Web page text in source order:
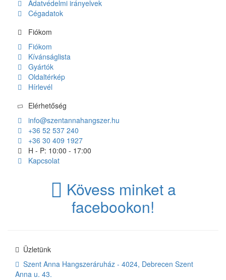
Adatvédelmi irányelvek
Cégadatok
Fiókom
Fiókom
Kívánságlista
Gyártók
Oldaltérkép
Hírlevél
Elérhetőség
info@szentannahangszer.hu
+36 52 537 240
+36 30 409 1927
H - P: 10:00 - 17:00
Kapcsolat
Kövess minket a
facebookon!
Üzletünk
Szent Anna Hangszeráruház - 4024, Debrecen Szent
Anna u. 43.